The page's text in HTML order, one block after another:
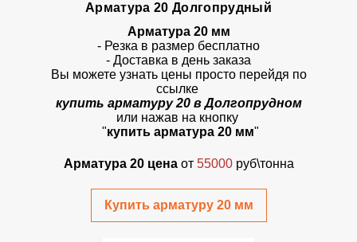
Арматура 20 Долгопрудный
Арматура 20 мм
- Резка в размер бесплатно
- Доставка в день заказа
Вы можете узнать цены просто перейдя по
ссылке
купить арматуру 20 в Долгопрудном
или нажав на кнопку
"купить арматура 20 мм"
Арматура 20 цена от 55000 руб\тонна
Купить арматуру 20 мм